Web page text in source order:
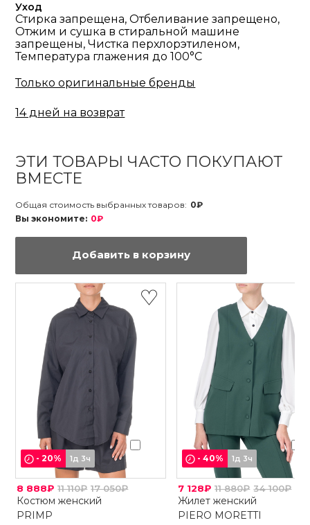
Уход
Стирка запрещена, Отбеливание запрещено,
Отжим и сушка в стиральной машине
запрещены, Чистка перхлорэтиленом,
Температура глажения до 100°С
Только оригинальные бренды
14 дней на возврат
ЭТИ ТОВАРЫ ЧАСТО ПОКУПАЮТ
ВМЕСТЕ
Общая стоимость выбранных товаров: 0₽
Вы экономите: 0₽
Добавить в корзину
-20% 1д 3ч
8 888₽ 11 110₽ 17 050₽
Костюм женский
PRIMP
-40% 1д 3ч
7 128₽ 11 880₽ 34 100₽
Жилет женский
PIERO MORETTI